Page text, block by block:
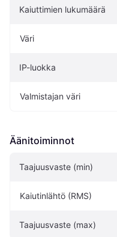
Kaiuttimien lukumäärä
Väri
IP-luokka
Valmistajan väri
Äänitoiminnot
Taajuusvaste (min)
Kaiutinlähtö (RMS)
Taajuusvaste (max)